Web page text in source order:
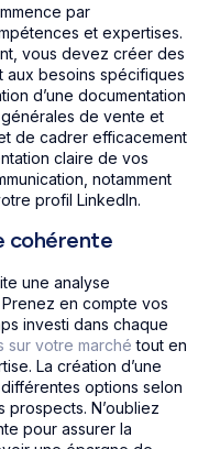
par
et expertises.
vous devez créer des
besoins spécifiques
d’une documentation
de vente et
de cadrer efficacement
claire de vos
notamment
profil LinkedIn.
cohérente
une analyse
en compte vos
investi dans chaque
sur votre marché tout en
La création d’une
options selon
prospects. N’oubliez
pour assurer la